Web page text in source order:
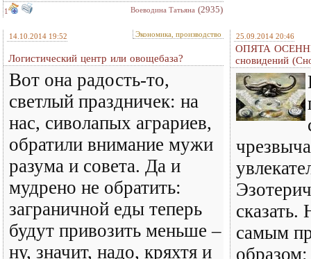
1 Воеводина Татьяна (2935)
14.10.2014 19:52 Экономика, производство
Логистический центр или овощебаза?
Вот она радость-то,
светлый праздничек: на
нас, сиволапых аграриев,
обратили внимание мужи
разума и совета. Да и
мудрено не обратить:
заграничной еды теперь
будут привозить меньше –
ну, значит, надо, кряхтя и
25.09.2014 20:46
ОПЯТА
сновидений
сказать.
самым